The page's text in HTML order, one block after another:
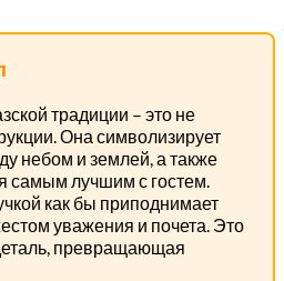
традиции – это не
Она символизирует
небом и землей, а также
самым лучшим с гостем.
как бы приподнимает
уважения и почета. Это
превращающая